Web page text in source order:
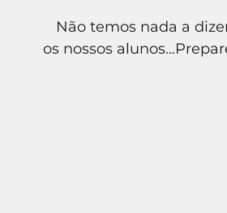
Não temos nada a
os nossos